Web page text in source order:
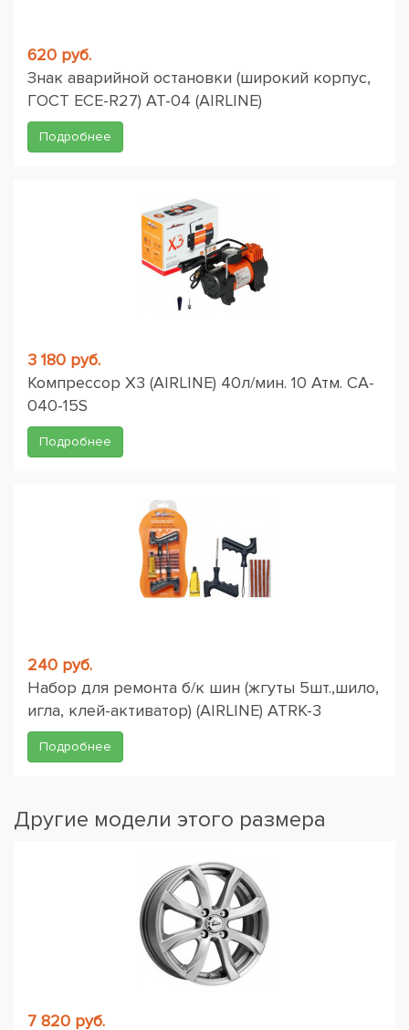
620 руб.
Знак аварийной остановки (широкий корпус,
ГОСТ ЕСЕ-R27) AT-04 (AIRLINE)
Подробнее
3 180 руб.
Компрессор X3 (AIRLINE) 40л/мин. 10 Атм. CA-
040-15S
Подробнее
240 руб.
Набор для ремонта б/к шин (жгуты 5шт.,шило,
игла, клей-активатор) (AIRLINE) ATRK-3
Подробнее
Другие модели этого размера
7 820 руб.